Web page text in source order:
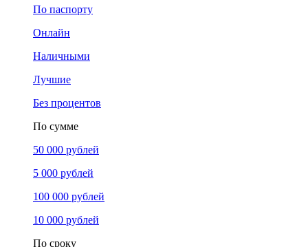
По паспорту
Онлайн
Наличными
Лучшие
Без процентов
По сумме
50 000 рублей
5 000 рублей
100 000 рублей
10 000 рублей
По сроку